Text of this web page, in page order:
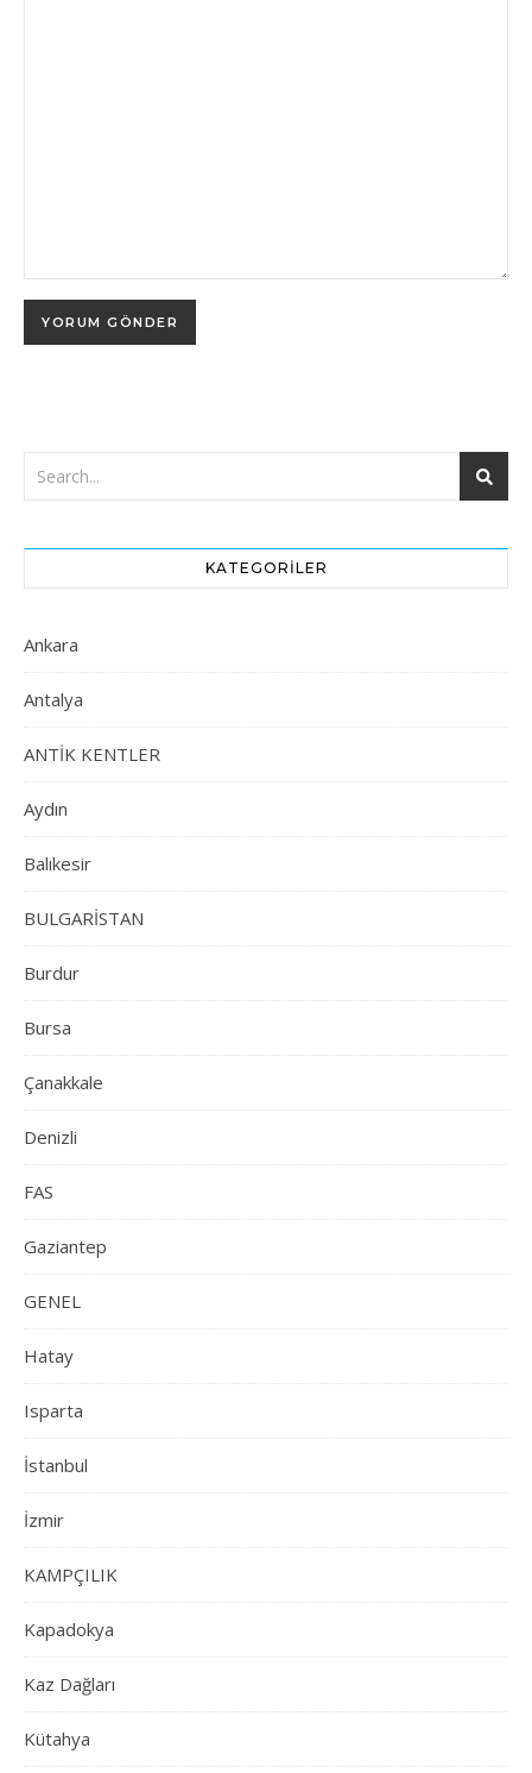
KATEGORILER
Ankara
Antalya
ANTİK KENTLER
Aydın
Balıkesir
BULGARİSTAN
Burdur
Bursa
Çanakkale
Denizli
FAS
Gaziantep
GENEL
Hatay
Isparta
İstanbul
İzmir
KAMPÇILIK
Kapadokya
Kaz Dağları
Kütahya